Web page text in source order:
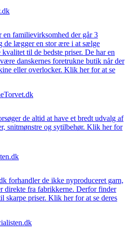
en familievirksomhed der går 3
de lægger en stor ære i at sælge
til de bedste priser. De har en
danskernes foretrukne butik når der
eller overlocker. Klik her for at se
de altid at have et bredt udvalg af
snitmønstre og sytilbehør. Klik her for
forhandler de ikke nyproduceret garn,
direkte fra fabrikkerne. Derfor finder
skarpe priser. Klik her for at se deres